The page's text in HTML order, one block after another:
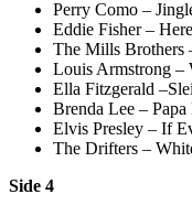
Perry Como –
Eddie Fisher –
The Mills Brothers
Louis Armstrong –
Ella Fitzgerald
Brenda Lee – Papa
Elvis Presley – If
The Drifters –
Side 4